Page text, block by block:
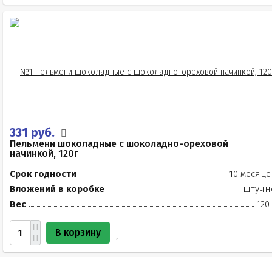
331 руб.
Пельмени шоколадные с шоколадно-ореховой
начинкой, 120г
Срок годности
10
Вложений в коробке
Вес
120
В корзину